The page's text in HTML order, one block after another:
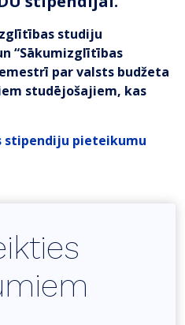
studiju
“Sākumizglītības
par valsts budžeta
studējošajiem, kas
stipendiju pieteikumu